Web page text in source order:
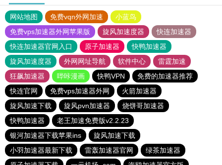
网站地图 免费vqn外网加速
小蓝鸟
免费vps加速器外网苹果版
旋风加速度器
快连加速器
快连加速器官网入口
原子加速器
快鸭加速器
旋风加速度器
外网网址导航 软件中心
雷霆加速
狂飙加速器
哔咔漫画 快鸭VPN
免费的加速器推荐
快连官网
免费vps加速器外网
火箭加速器
旋风加速下载
旋风pvn加速器
烧饼哥加速器
快鸭加速器
老王加速免费版v2.2.23
银河加速器下载苹果ins
旋风加速下载
小羽加速器最新下载
雷轰加速器官网
绿茶加速器